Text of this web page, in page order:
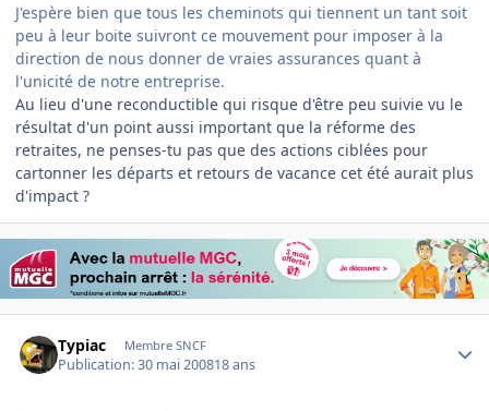
J'espère bien que tous les cheminots qui tiennent un tant soit
peu à leur boite suivront ce mouvement pour imposer à la
direction de nous donner de vraies assurances quant à
l'unicité de notre entreprise.
Au lieu d'une reconductible qui risque d'être peu suivie vu le
résultat d'un point aussi important que la réforme des
retraites, ne penses-tu pas que des actions ciblées pour
cartonner les départs et retours de vacance cet été aurait plus
d'impact ?
Typiac Membre SNCF
Publication:30 mai 200818 ans